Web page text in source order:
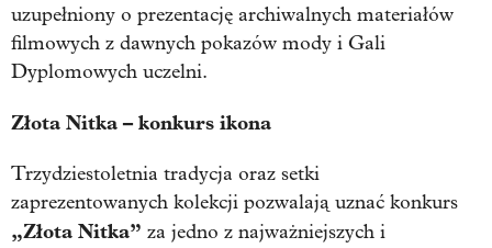
uzupełniony o prezentację archiwalnych materiałów
filmowych z dawnych pokazów mody i Gali
Dyplomowych uczelni.
Złota Nitka – konkurs ikona
Trzydziestoletnia tradycja oraz setki
zaprezentowanych kolekcji pozwalają uznać konkurs
„Złota Nitka” za jedno z najważniejszych i